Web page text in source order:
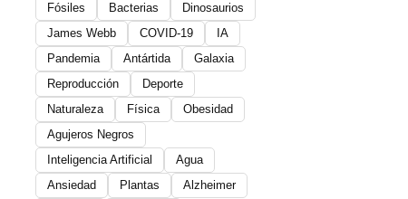
Fósiles
Bacterias
Dinosaurios
James Webb
COVID-19
IA
Pandemia
Antártida
Galaxia
Reproducción
Deporte
Naturaleza
Física
Obesidad
Agujeros Negros
Inteligencia Artificial
Agua
Ansiedad
Plantas
Alzheimer